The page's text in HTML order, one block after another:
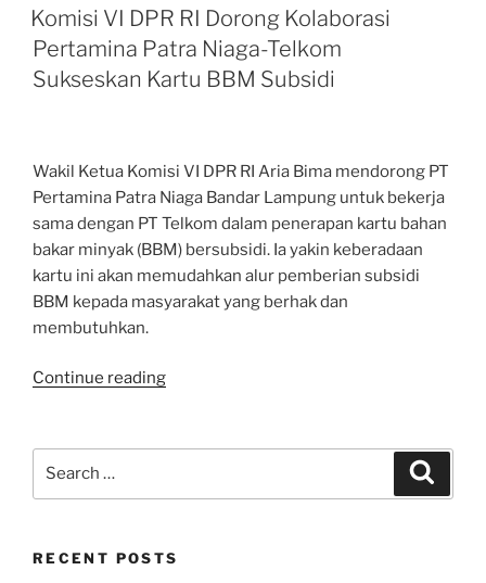
Harus
Siapkan
Solusi
Bila
Tidak
Terprediksi”
ON
Komisi VI DPR RI Dorong Kolaborasi
Pertamina Patra Niaga-Telkom
Sukseskan Kartu BBM Subsidi
Wakil Ketua Komisi VI DPR RI Aria Bima mendorong PT
Pertamina Patra Niaga Bandar Lampung untuk bekerja
sama dengan PT Telkom dalam penerapan kartu bahan
bakar minyak (BBM) bersubsidi. Ia yakin keberadaan
kartu ini akan memudahkan alur pemberian subsidi
BBM kepada masyarakat yang berhak dan
membutuhkan.
Continue reading“Komisi
RI
Patra
RECENT POSTS